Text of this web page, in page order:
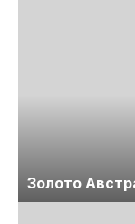
Золото